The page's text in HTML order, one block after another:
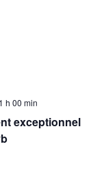
exceptionnel
h 00 min